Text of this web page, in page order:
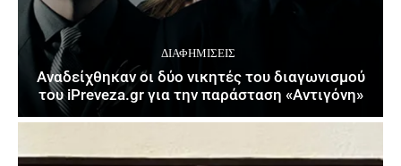
ΔΙΑΦΗΜΊΣΕΙΣ
Αναδείχθηκαν οι δύο νικητές του διαγωνισμού
του iPreveza.gr για την παράσταση «Αντιγόνη»